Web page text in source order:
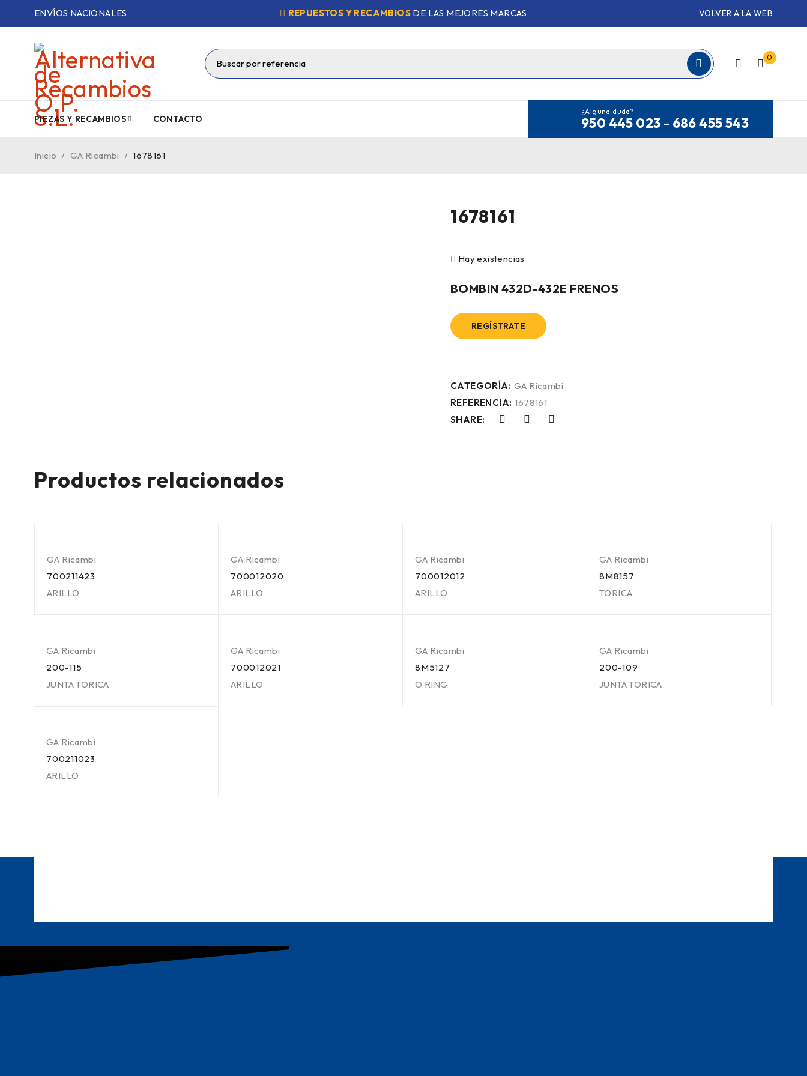
ENVÍOS NACIONALES REPUESTOS Y RECAMBIOS DE LAS MEJORES MARCAS VOLVER A LA WEB
0
PIEZAS Y RECAMBIOS CONTACTO
¿Alguna duda?
950 445 023 - 686 455 543
Inicio / GA Ricambi / 1678161
1678161
Hay existencias
BOMBIN 432D-432E FRENOS
REGÍSTRATE
CATEGORÍA: GA Ricambi
REFERENCIA: 1678161
SHARE:
Productos relacionados
GA Ricambi
700211423
ARILLO
GA Ricambi
700012020
ARILLO
GA Ricambi
700012012
ARILLO
GA Ricambi
8M8157
TORICA
GA Ricambi
200-115
JUNTA TORICA
GA Ricambi
700012021
ARILLO
GA Ricambi
8M5127
O RING
GA Ricambi
200-109
JUNTA TORICA
GA Ricambi
700211023
ARILLO